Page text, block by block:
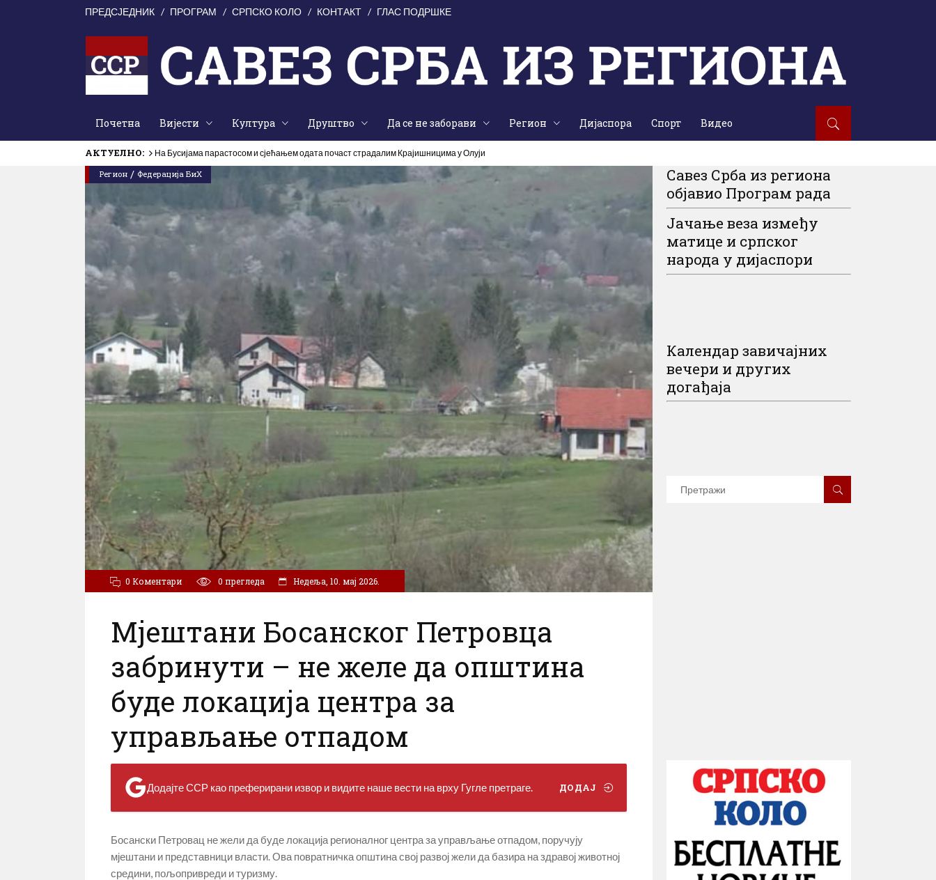
ПРЕДСЈЕДНИК ПРОГРАМ СРПСКО КОЛО КОНТАКТ ГЛАС ПОДРШКЕ
Почетна Вијести Култура Друштво Да се не заборави Регион Дијаспора Спорт Видео
АКТУЕЛНО: На Бусијама парастосом и сјећањем одата почаст страдалим Крајишницима у Олуји
Годишњица страдања српских цивила на Петровачкој цести – злочин без казне
Регион / Федерација БиХ
0 Коментари 0 прегледа Недеља, 10. мај 2026.
Мјештани Босанског Петровца
забринути – не желе да општина
буде локација центра за
управљање отпадом
Додајте ССР као преферирани извор и видите наше вести на врху Гугле претраге. ДОДАЈ
Босански Петровац не жели да буде локација регионалног центра за управљање отпадом, поручују
мјештани и представници власти. Ова повратничка општина свој развој жели да базира на здравој животној
средини, пољопривреди и туризму.
Савез Срба из региона
објавио Програм рада
Јачање веза између
матице и српског
народа у дијаспори
Календар завичајних
вечери и других
догађаја